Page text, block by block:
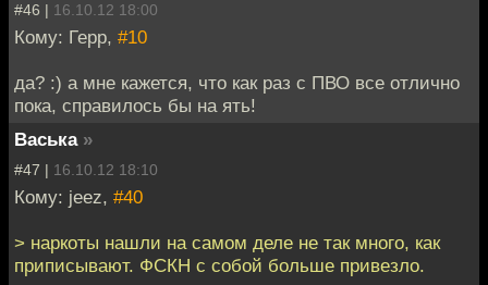
#46 | 16.10.12 18:00
Кому: Герр, #10
да? :) а мне кажется, что как раз с ПВО все отлично
пока, справилось бы на ять!
Васька »
#47 | 16.10.12 18:10
Кому: jeez, #40
> наркоты нашли на самом деле не так много, как
приписывают. ФСКН с собой больше привезло.